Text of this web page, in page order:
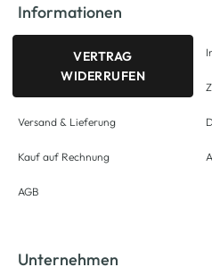
Informationen
VERTRAG
WIDERRUFEN
Versand & Lieferung
Kauf auf Rechnung
AGB
Unternehmen